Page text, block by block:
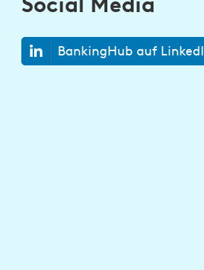
BankingHub auf